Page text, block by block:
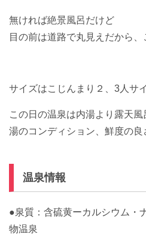
無ければ絶景風呂だけど
目の前は道路で丸見えだから
サイズはこじんまり２、3人サイ
この日の温泉は内湯より露天風
湯のコンディション、鮮度の良
温泉情報
●泉質：含硫黄ーカルシウム・
物温泉